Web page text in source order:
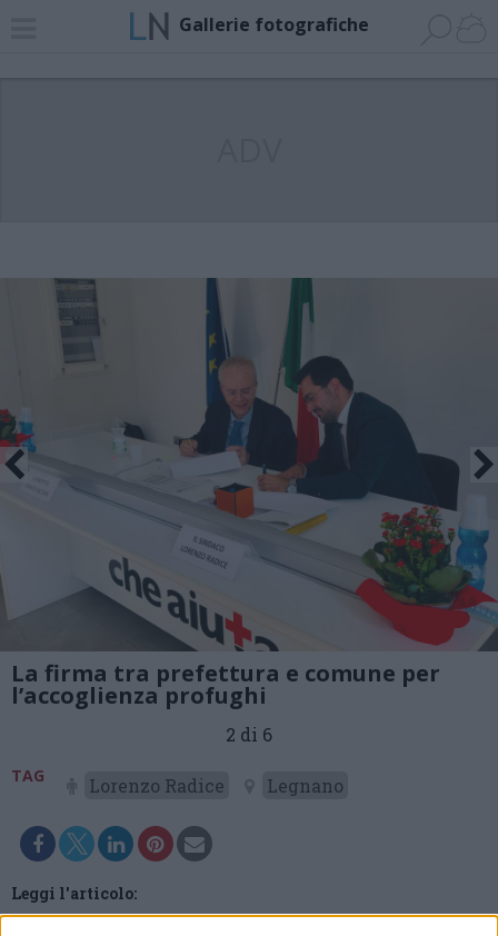
Gallerie fotografiche
La firma tra prefettura e comune per
l’accoglienza profughi
2 di 6
TAG Lorenzo Radice Legnano
Leggi l'articolo:
Profughi, a Legnano arrivate 15 donne. Esclusa l’apertura